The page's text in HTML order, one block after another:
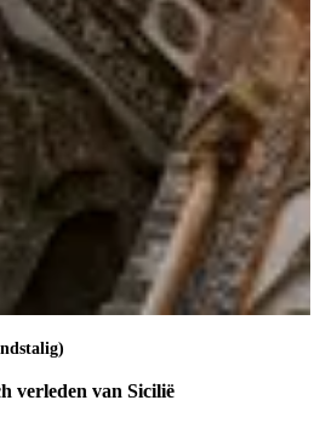
verleden van Sicilië